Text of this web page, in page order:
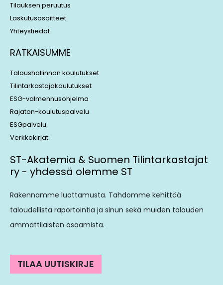
Tilauksen peruutus
Laskutusosoitteet
Yhteystiedot
RATKAISUMME
Taloushallinnon koulutukset
Tilintarkastajakoulutukset
ESG-valmennusohjelma
Rajaton-koulutuspalvelu
ESGpalvelu
Verkkokirjat
ST-Akatemia & Suomen Tilintarkastajat
ry - yhdessä olemme ST
Rakennamme luottamusta. Tahdomme kehittää
taloudellista raportointia ja sinun sekä muiden talouden
ammattilaisten osaamista.
TILAA UUTISKIRJE